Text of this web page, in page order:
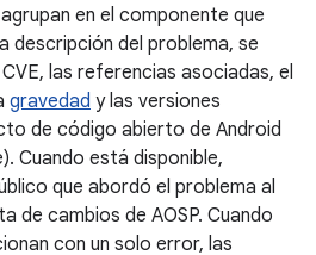
en el componente que
descripción del problema, se
las referencias asociadas, el
gravedad y las versiones
de código abierto de Android
Cuando está disponible,
que abordó el problema al
de cambios de AOSP. Cuando
con un solo error, las